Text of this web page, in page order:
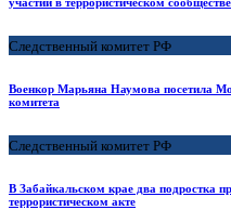
участии в террористическом сообществе
Следственный комитет РФ
Военкор Марьяна Наумова посетила
комитета
Следственный комитет РФ
В Забайкальском крае два подростка
террористическом акте